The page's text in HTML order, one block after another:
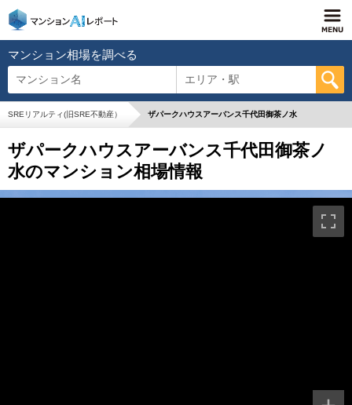
マンション相場を調べる
マンション名 エリア・駅
SREリアルティ(旧SRE不動産） ザパークハウスアーバンス千代田御茶ノ水
ザパークハウスアーバンス千代田御茶ノ
水のマンション相場情報